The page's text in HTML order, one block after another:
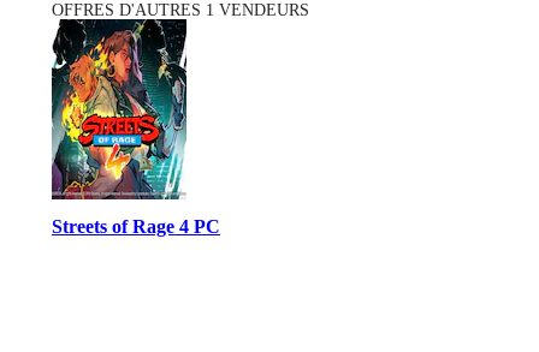
OFFRES D'AUTRES 1 VENDEURS
Streets of Rage 4 PC